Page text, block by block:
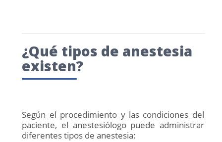
¿Qué tipos de anestesia
existen?
Según el procedimiento y las condiciones del
paciente, el anestesiólogo puede administrar
diferentes tipos de anestesia: